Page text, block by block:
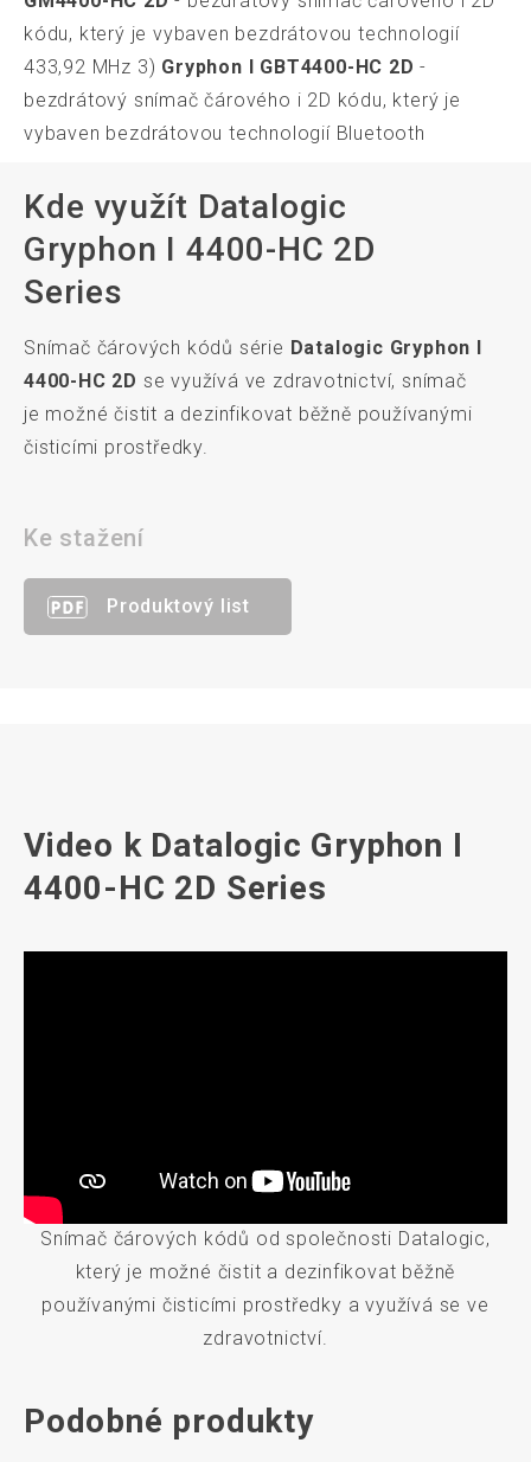
kódu, který je vybaven bezdrátovou technologií
433,92 MHz 3) Gryphon I GBT4400-HC 2D -
bezdrátový snímač čárového i 2D kódu, který je
vybaven bezdrátovou technologií Bluetooth
Kde využít Datalogic
Gryphon I 4400-HC 2D
Series
Snímač čárových kódů série Datalogic Gryphon I
4400-HC 2D se využívá ve zdravotnictví, snímač
je možné čistit a dezinfikovat běžně používanými
čisticími prostředky.
Ke stažení
Produktový list
Video k Datalogic Gryphon I
4400-HC 2D Series
Snímač čárových kódů od společnosti Datalogic,
který je možné čistit a dezinfikovat běžně
používanými čisticími prostředky a využívá se ve
zdravotnictví.
Podobné produkty